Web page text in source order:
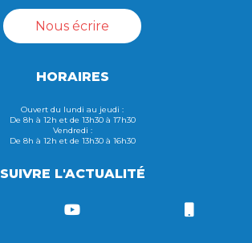
Nous écrire
HORAIRES
Ouvert du lundi au jeudi :
De 8h à 12h et de 13h30 à 17h30
Vendredi :
De 8h à 12h et de 13h30 à 16h30
SUIVRE L'ACTUALITÉ